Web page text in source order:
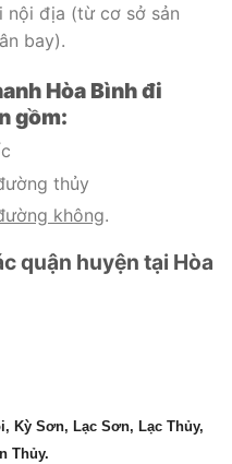
nội địa (từ cơ sở sản
bay).
Hòa Bình đi
gồm:
thủy
không.
quận huyện tại Hòa
Kỳ Sơn, Lạc Sơn, Lạc Thủy,
Thủy.